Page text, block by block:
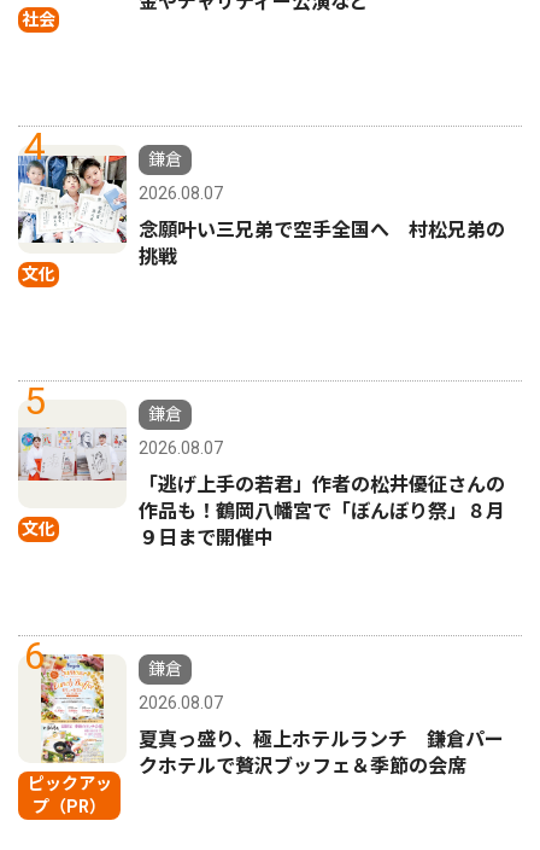
社会
4
文化
鎌倉
2026.08.07
念願叶い三兄弟で空手全国へ 村松兄弟の
挑戦
5
文化
鎌倉
2026.08.07
「逃げ上手の若君」作者の松井優征さんの
作品も！鶴岡八幡宮で「ぼんぼり祭」８月
９日まで開催中
6
ピックアッ
プ（PR）
鎌倉
2026.08.07
夏真っ盛り、極上ホテルランチ 鎌倉パー
クホテルで贅沢ブッフェ＆季節の会席